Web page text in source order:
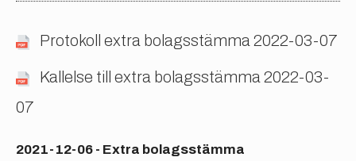
Protokoll extra bolagsstämma 2022-03-07
Kallelse till extra bolagsstämma 2022-03-
07
2021-12-06 - Extra bolagsstämma